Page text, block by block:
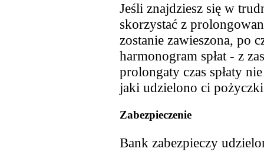
Jeśli znajdziesz się w
skorzystać z
zostanie zawieszona, po
harmonogram spłat - z
prolongaty czas spłaty
jaki udzielono ci
Zabezpieczenie
Bank zabezpieczy